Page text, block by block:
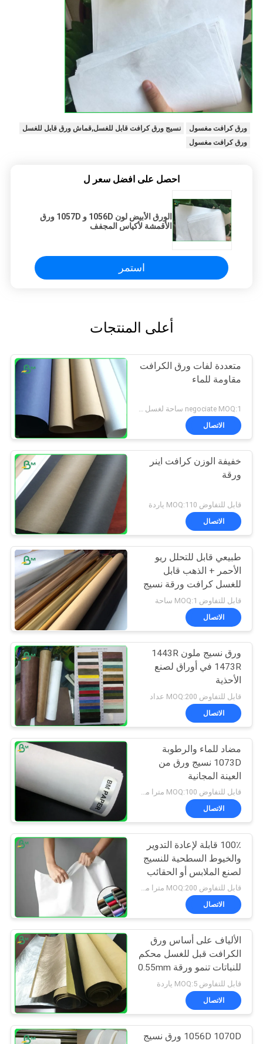
ورق كرافت مغسول
نسيج ورق كرافت قابل للغسل,قماش ورق قابل للغسل
ورق كرافت مغسول
احصل على افضل سعر ل
الورق الأبيض لون 1056D و 1057D ورق
الأقمشة لأكياس المجفف
استمر
أعلى المنتجات
متعددة لفات ورق الكرافت
مقاومة للماء
negociate MOQ:1 ساحة لغسل ورق الكرافت
الاتصال
خفيفة الوزن كرافت اينر
ورقة
قابل للتفاوض MOQ:110 ياردة
الاتصال
طبيعي قابل للتحلل ريو
الأحمر + الذهب قابل
للغسل كرافت ورقة نسيج
لحقيبة النبات
قابل للتفاوض MOQ:1 ساحة
الاتصال
ورق نسيج ملون 1443R
1473R في أوراق لصنع
الأحذية
قابل للتفاوض MOQ:200 عداد
الاتصال
مضاد للماء والرطوبة
1073D نسيج ورق من
العينة المجانية
قابل للتفاوض MOQ:100 مترا مربعا
الاتصال
100٪ قابلة لإعادة التدوير
والخيوط السطحية للنسيج
لصنع الملابس أو الحقائب
قابل للتفاوض MOQ:200 مترا مربعا
الاتصال
الألياف على أساس ورق
الكرافت قبل للغسل محكم
للنباتات تنمو ورقة 0.55mm
قابل للتفاوض MOQ:5 ياردة
الاتصال
1056D 1070D ورق نسيج